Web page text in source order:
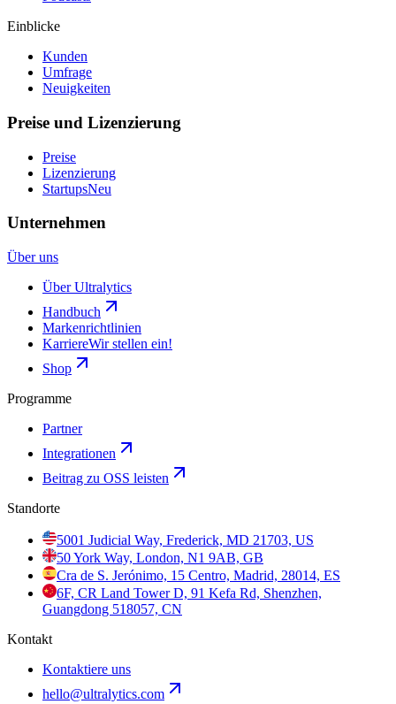
Einblicke
Kunden
Umfrage
Neuigkeiten
Preise und Lizenzierung
Preise
Lizenzierung
StartupsNeu
Unternehmen
Über uns
Über Ultralytics
Handbuch
Markenrichtlinien
KarriereWir stellen ein!
Shop
Programme
Partner
Integrationen
Beitrag zu OSS leisten
Standorte
5001 Judicial Way, Frederick, MD 21703, US
50 York Way, London, N1 9AB, GB
Cra de S. Jerónimo, 15 Centro, Madrid, 28014, ES
6F, CR Land Tower D, 91 Kefa Rd, Shenzhen,
Guangdong 518057, CN
Kontakt
Kontaktiere uns
hello@ultralytics.com